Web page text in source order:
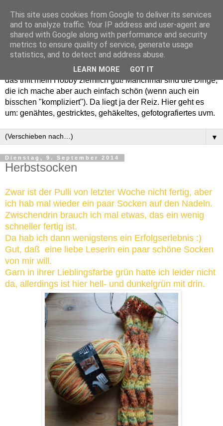
Willkommen in meinem "Wohnzimmer". Einfach und schön -
das trifft mein Hobby ziemlich gut! Manchmal sind die Dinge,
die ich mache aber auch einfach schön (wenn auch ein
bisschen "kompliziert"). Da liegt ja der Reiz. Hier geht es
um: genähtes, gestricktes, gehäkeltes, gefotografiertes uvm.
▼
Dienstag, 9. September 2014
Herbstsocken
Zwar ist der Pulli von letzter Woche nicht fertig, aber
ich hab mal wieder ein paar Socken auf den Nadeln.
Zwischendrin brauch ich mal etwas, das ein wenig
schneller fertig ist.
Da hab ich dann wenigstens ein Erfolgserlebnis :)
Gut, daß eine liebe Leserin ein paar schöne Socken
von mir will.
Garn in ihrer Lieblingsfarbe grün hatte ich leider nicht
da, allerdings ist hier hell- und dunkelgrün mit drin.
This site uses cookies from Google to deliver its services
and to analyze traffic. Your IP address and user-agent are
shared with Google along with performance and security
metrics to ensure quality of service, generate usage
statistics, and to detect and address abuse.
LEARN MORE GOT IT